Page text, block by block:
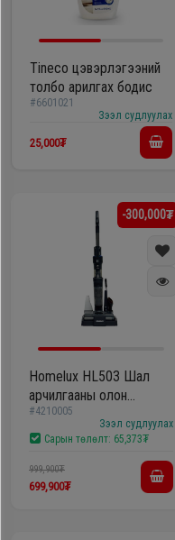
Tineco цэвэрлэгээний
толбо арилгах бодис
#6601021
Зээл судлуулах
25,000₮
-300,000₮
Homelux HL503 Шал
арчилгааны олон
#4210005
Зээл судлуулах
Сарын төлөлт: 65,373₮
999,900₮
699,900₮